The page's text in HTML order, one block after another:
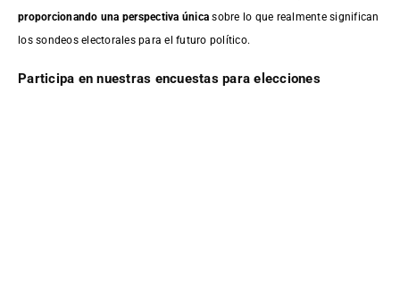
proporcionando una perspectiva única sobre lo que realmente significan
los sondeos electorales para el futuro político.
Participa en nuestras encuestas para elecciones